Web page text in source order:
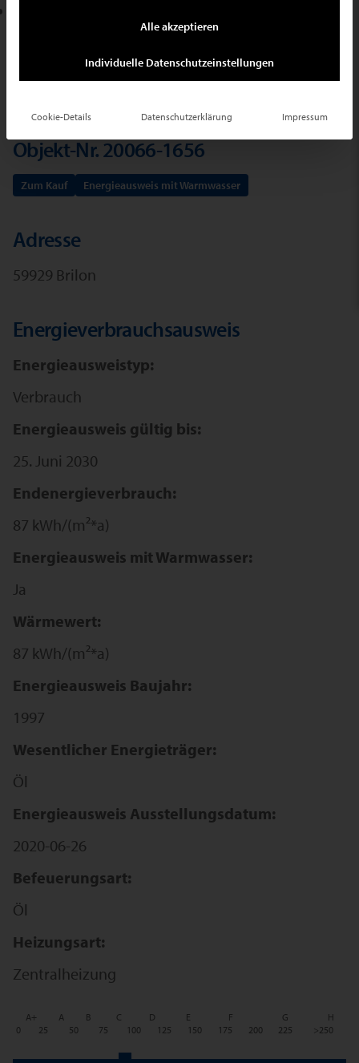
Ihr Suchauftrag
Objekt-Nr. 20066-1656
Zum Kauf Energieausweis mit Warmwasser
Adresse
59929 Brilon
Energieverbrauchsausweis
Energieausweistyp:
Verbrauch
Energieausweis gültig bis:
25. Juni 2030
Endenergieverbrauch:
87 kWh/(m²*a)
Energieausweis mit Warmwasser:
Ja
Wärmewert:
87 kWh/(m²*a)
Energieausweis Baujahr:
1997
Wesentlicher Energieträger:
Öl
Energieausweis Ausstellungsdatum:
2020-06-26
Befeuerungsart:
Öl
Heizungsart:
Zentralheizung
A+ A B C D E F G
H
0
25 50 75 100 125 150 175 200 225 >250
Alle akzeptieren
Individuelle Datenschutzeinstellungen
Cookie-Details Datenschutzerklärung Impressum